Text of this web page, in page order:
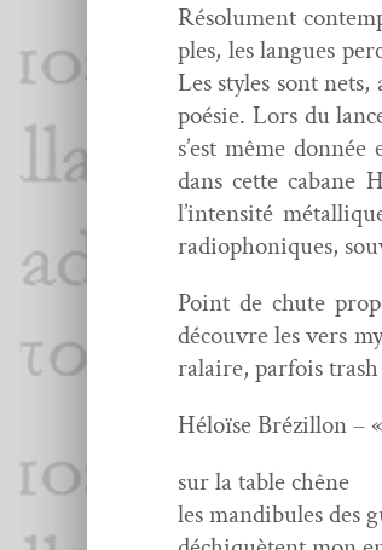
Résol­u­ment
ples, les langues
Les styles sont
poésie. Lors du
s’est même
dans cette cabane
l’intensité
radio­phoniques,
Point de chute
décou­vre les vers
ralaire, par­fois trash
Héloïse Brézil­lon –
sur la table chêne
les mandibules des